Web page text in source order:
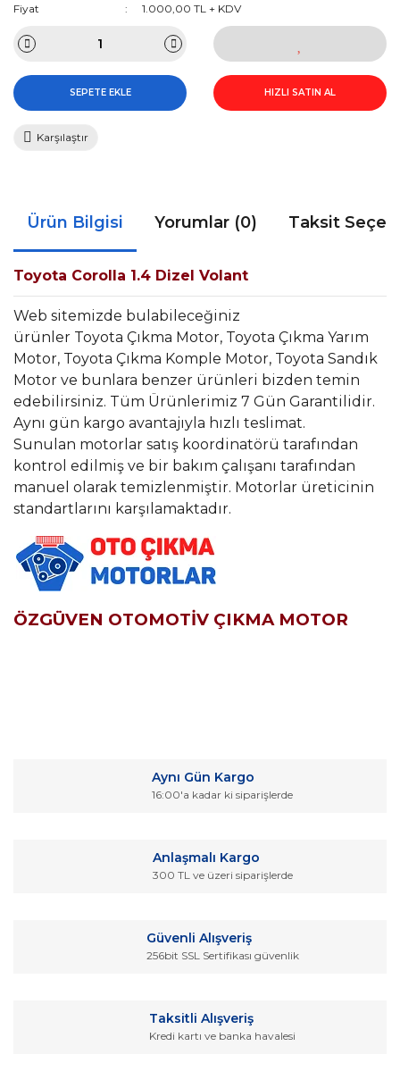
Fiyat
1.000,00 TL + KDV
SEPETE EKLE HIZLI SATIN AL
Karşılaştır
Ürün Bilgisi Yorumlar (0) Taksit
Toyota Corolla 1.4 Dizel Volant
Web sitemizde bulabileceğiniz
ürünler Toyota Çıkma Motor, Toyota Çıkma Yarım
Motor, Toyota Çıkma Komple Motor, Toyota Sandık
Motor ve bunlara benzer ürünleri bizden temin
edebilirsiniz. Tüm Ürünlerimiz 7 Gün Garantilidir.
Aynı gün kargo avantajıyla hızlı teslimat.
Sunulan motorlar satış koordinatörü tarafından
kontrol edilmiş ve bir bakım çalışanı tarafından
manuel olarak temizlenmiştir. Motorlar üreticinin
standartlarını karşılamaktadır.
ÖZGÜVEN OTOMOTİV ÇIKMA MOTOR
Görüş ve önerileriniz için teşekkür ederiz.
Ürün bilgilerinde hatalar bulunuyor.
Gönder
Aynı Gün Kargo
16:00'a kadar ki siparişlerde
Anlaşmalı Kargo
300 TL ve üzeri siparişlerde
Güvenli Alışveriş
256bit SSL Sertifikası güvenlik
Taksitli Alışveriş
Kredi kartı ve banka havalesi